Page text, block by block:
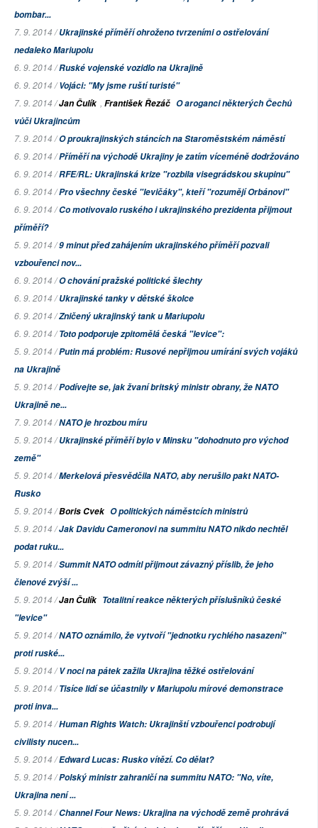
bombar...
7. 9. 2014 /Ukrajinské příměří ohroženo tvrzeními o ostřelování
nedaleko Mariupolu
6. 9. 2014 /Ruské vojenské vozidlo na Ukrajině
6. 9. 2014 /Vojáci: "My jsme ruští turisté"
7. 9. 2014 /Jan Čulík , František Řezáč O aroganci některých Čechů
vůči Ukrajincům
7. 9. 2014 /O proukrajinských stáncích na Staroměstském náměstí
6. 9. 2014 /Příměří na východě Ukrajiny je zatím víceméně dodržováno
6. 9. 2014 /RFE/RL: Ukrajinská krize "rozbila visegrádskou skupinu"
6. 9. 2014 /Pro všechny české "levičáky", kteří "rozumějí Orbánovi"
6. 9. 2014 /Co motivovalo ruského i ukrajinského prezidenta přijmout
příměří?
5. 9. 2014 /9 minut před zahájením ukrajinského příměří pozvali
vzbouřenci nov...
6. 9. 2014 /O chování pražské politické šlechty
6. 9. 2014 /Ukrajinské tanky v dětské školce
6. 9. 2014 /Zničený ukrajinský tank u Mariupolu
6. 9. 2014 /Toto podporuje zpitomělá česká "levice":
5. 9. 2014 /Putin má problém: Rusové nepřijmou umírání svých vojáků
na Ukrajině
5. 9. 2014 /Podívejte se, jak žvaní britský ministr obrany, že NATO
Ukrajině ne...
7. 9. 2014 /NATO je hrozbou míru
5. 9. 2014 /Ukrajinské příměří bylo v Minsku "dohodnuto pro východ
země"
5. 9. 2014 /Merkelová přesvědčila NATO, aby nerušilo pakt NATO-
Rusko
5. 9. 2014 /Boris Cvek O politických náměstcích ministrů
5. 9. 2014 /Jak Davidu Cameronovi na summitu NATO nikdo nechtěl
podat ruku...
5. 9. 2014 /Summit NATO odmítl přijmout závazný příslib, že jeho
členové zvýší ...
5. 9. 2014 /Jan Čulík Totalitní reakce některých příslušníků české
"levice"
5. 9. 2014 /NATO oznámilo, že vytvoří "jednotku rychlého nasazení"
proti ruské...
5. 9. 2014 /V noci na pátek zažila Ukrajina těžké ostřelování
5. 9. 2014 /Tisíce lidí se účastnily v Mariupolu mírové demonstrace
proti inva...
5. 9. 2014 /Human Rights Watch: Ukrajinští vzbouřenci podrobují
civilisty nucen...
5. 9. 2014 /Edward Lucas: Rusko vítězí. Co dělat?
5. 9. 2014 /Polský ministr zahraničí na summitu NATO: "No, víte,
Ukrajina není ...
5. 9. 2014 /Channel Four News: Ukrajina na východě země prohrává